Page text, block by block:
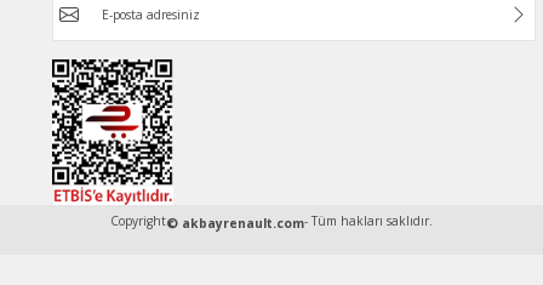
Copyright© akbayrenault.com- Tüm hakları saklıdır.